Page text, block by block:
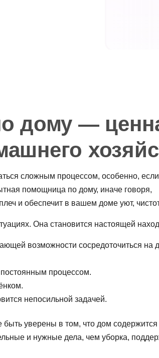
дому —
сложным процессом, особенно,
помощница по дому, иначе говоря,
и обеспечит в вашем доме уют,
Она становится настоящей
возможности сосредоточиться на
процессом.
непосильной задачей.
уверены в том, что дом
и нужные дела, чем уборка,